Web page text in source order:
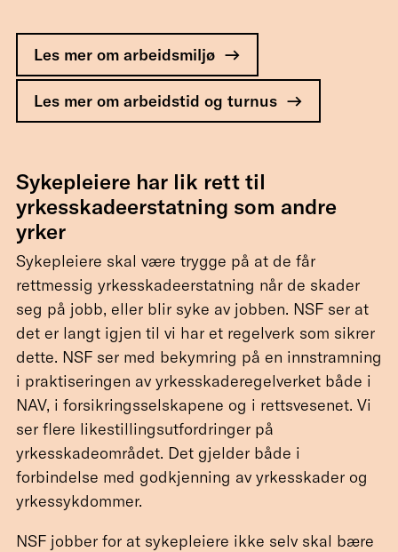
Les mer om arbeidsmiljø
Les mer om arbeidstid og turnus
Sykepleiere har lik rett til
yrkesskadeerstatning som andre
yrker
Sykepleiere skal være trygge på at de får
rettmessig yrkesskadeerstatning når de skader
seg på jobb, eller blir syke av jobben. NSF ser at
det er langt igjen til vi har et regelverk som sikrer
dette. NSF ser med bekymring på en innstramning
i praktiseringen av yrkesskaderegelverket både i
NAV, i forsikringsselskapene og i rettsvesenet. Vi
ser flere likestillingsutfordringer på
yrkesskadeområdet. Det gjelder både i
forbindelse med godkjenning av yrkesskader og
yrkessykdommer.
NSF jobber for at sykepleiere ikke selv skal bære